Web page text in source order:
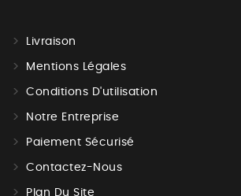
Livraison
Mentions Légales
Conditions D'utilisation
Notre Entreprise
Paiement Sécurisé
Contactez-Nous
Plan Du Site